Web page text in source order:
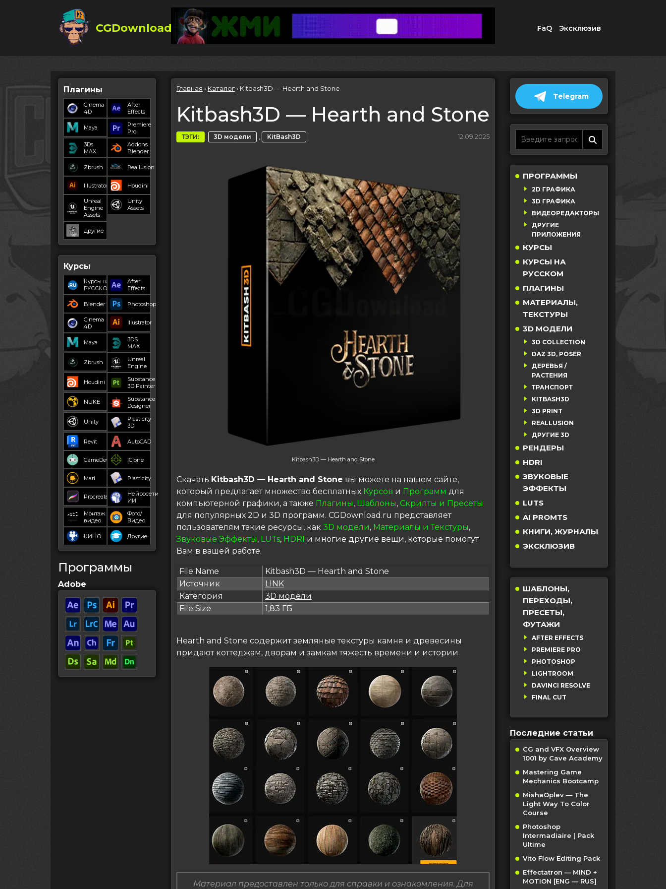
CGDownload FaQ Эксклюзив
Плагины
Cinema
4D
After
Effects
Maya
Premiere
Pro
3Ds
MAX
Addons
Blender
Zbrush Reallusion
Illustrator Houdini
Unreal
Engine
Assets
Unity
Assets
Другие
Курсы
Курсы на
РУССКОМ
After
Effects
Blender Photoshop
Cinema
4D
Illustrator
Maya
3DS
MAX
Zbrush
Unreal
Engine
Houdini
Substance
3D Painter
NUKE
Substance
Designer
Unity
Plasticity
3D
Revit AutoCAD
GameDev IClone
Mari Plasticity
Procreate
Нейросети
ИИ
Монтаж
видео
Фото/
Видео
КИНО Другие
Программы
Adobe
Главная › Каталог› Kitbash3D — Hearth and Stone
Kitbash3D — Hearth and Stone
ТЭГИ: 3D модели , KitBash3D 12.09.2025
Kitbash3D — Hearth and Stone
Скачать Kitbash3D — Hearth and Stone вы можете на нашем сайте,
который предлагает множество бесплатных Курсов и Программ для
компьютерной графики, а также Плагины, Шаблоны, Скрипты и Пресеты
для популярных 2D и 3D программ. CGDownload.ru представляет
пользователям такие ресурсы, как 3D модели, Материалы и Текстуры,
Звуковые Эффекты, LUTs, HDRI и многие другие вещи, которые помогут
Вам в вашей работе.
File Name
Kitbash3D — Hearth and Stone
Источник
LINK
Категория
3D модели
File Size
1,83 ГБ
Hearth and Stone содержит земляные текстуры камня и древесины
придают коттеджам, дворам и замкам тяжесть времени и истории.
Материал предоставлен только для справки и ознакомления. Для
Telegram
ПРОГРАММЫ
2D ГРАФИКА
3D ГРАФИКА
ВИДЕОРЕДАКТОРЫ
ДРУГИЕ
ПРИЛОЖЕНИЯ
КУРСЫ
КУРСЫ НА
РУССКОМ
ПЛАГИНЫ
МАТЕРИАЛЫ,
ТЕКСТУРЫ
3D МОДЕЛИ
3D COLLECTION
DAZ 3D, POSER
ДЕРЕВЬЯ /
РАСТЕНИЯ
ТРАНСПОРТ
KITBASH3D
3D PRINT
REALLUSION
ДРУГИЕ 3D
РЕНДЕРЫ
HDRI
ЗВУКОВЫЕ
ЭФФЕКТЫ
LUTS
AI PROMTS
КНИГИ, ЖУРНАЛЫ
ЭКСКЛЮЗИВ
ШАБЛОНЫ,
ПЕРЕХОДЫ,
ПРЕСЕТЫ,
ФУТАЖИ
AFTER EFFECTS
PREMIERE PRO
PHOTOSHOP
LIGHTROOM
DAVINCI RESOLVE
FINAL CUT
Последние статьи
CG and VFX Overview
1001 by Cave Academy
Mastering Game
Mechanics Bootcamp
MishaOplev — The
Light Way To Color
Course
Photoshop
Intermadiaire | Pack
Ultime
Vito Flow Editing Pack
Effectatron — MIND +
MOTION [ENG — RUS]